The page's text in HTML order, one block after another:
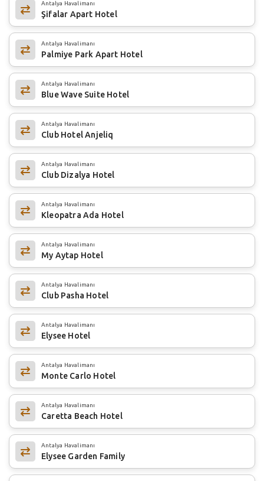
Antalya Havalimanı
Şifalar Apart Hotel
Antalya Havalimanı
Palmiye Park Apart Hotel
Antalya Havalimanı
Blue Wave Suite Hotel
Antalya Havalimanı
Club Hotel Anjeliq
Antalya Havalimanı
Club Dizalya Hotel
Antalya Havalimanı
Kleopatra Ada Hotel
Antalya Havalimanı
My Aytap Hotel
Antalya Havalimanı
Club Pasha Hotel
Antalya Havalimanı
Elysee Hotel
Antalya Havalimanı
Monte Carlo Hotel
Antalya Havalimanı
Caretta Beach Hotel
Antalya Havalimanı
Elysee Garden Family